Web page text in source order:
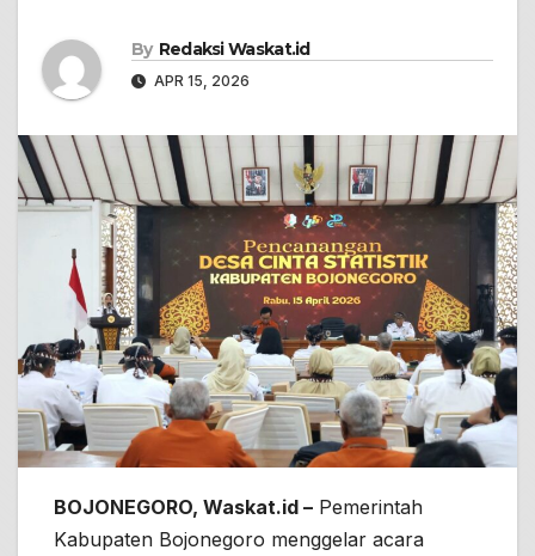
By Redaksi Waskat.id
APR 15, 2026
BOJONEGORO, Waskat.id – Pemerintah
Kabupaten Bojonegoro menggelar acara